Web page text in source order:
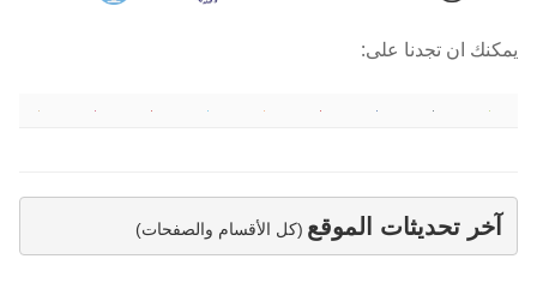
يمكنك ان تجدنا على:
آخر تحديثات الموقع (كل الأقسام والصفحات)